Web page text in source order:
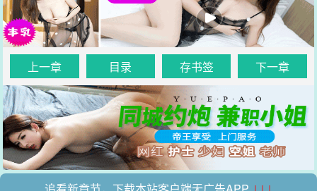
上一章 目录 存书签 下一章
↓↓↓